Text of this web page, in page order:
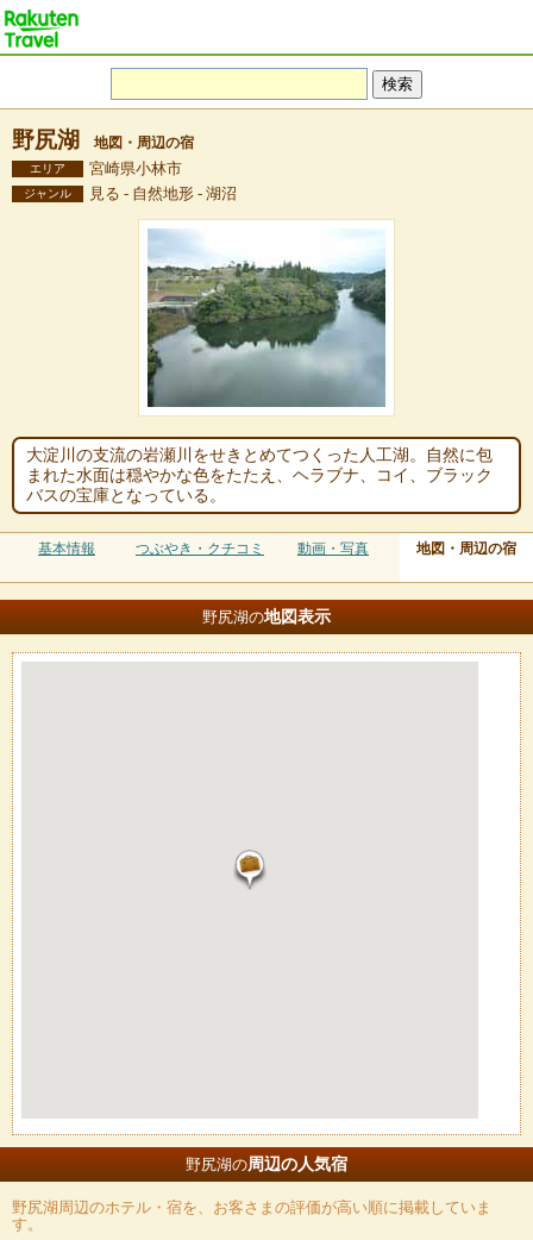
野尻湖 地図・周辺の宿
エリア 宮崎県小林市
ジャンル 見る - 自然地形 - 湖沼
大淀川の支流の岩瀬川をせきとめてつくった人工湖。自然に包
まれた水面は穏やかな色をたたえ、ヘラブナ、コイ、ブラック
バスの宝庫となっている。
基本情報 つぶやき・クチコミ 動画・写真 地図・周辺の宿
野尻湖の地図表示
野尻湖の周辺の人気宿
野尻湖 周辺のホテル・宿を、お客さまの評価が高い順に掲載していま
す。